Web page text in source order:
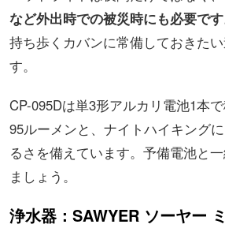
など外出時での被災時にも必要です
持ち歩くカバンに常備しておきた
す。
CP-095Dは単3形アルカリ電池1本
95ルーメンと、ナイトハイキング
るさを備えています。予備電池と
ましょう。
浄水器：SAWYER ソーヤー